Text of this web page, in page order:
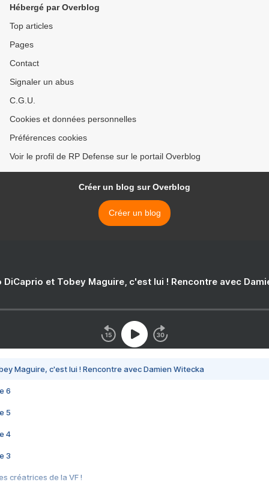
Hébergé par Overblog
Top articles
Pages
Contact
Signaler un abus
C.G.U.
Cookies et données personnelles
Préférences cookies
Voir le profil de RP Defense sur le portail Overblog
Créer un blog sur Overblog
Créer un blog
DiCaprio et Tobey Maguire, c'est lui ! Rencontre avec
Maguire, c'est lui ! Rencontre avec Damien Witecka
6
5
4
3
créatrices de la VF !